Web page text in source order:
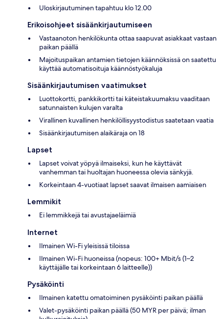
Uloskirjautuminen tapahtuu klo 12.00
Erikoisohjeet sisäänkirjautumiseen
Vastaanoton henkilökunta ottaa saapuvat asiakkaat vastaan
paikan päällä
Majoituspaikan antamien tietojen käännöksissä on saatettu
käyttää automatisoituja käännöstyökaluja
Sisäänkirjautumisen vaatimukset
Luottokortti, pankkikortti tai käteistakuumaksu vaaditaan
satunnaisten kulujen varalta
Virallinen kuvallinen henkilöllisyystodistus saatetaan vaatia
Sisäänkirjautumisen alaikäraja on 18
Lapset
Lapset voivat yöpyä ilmaiseksi, kun he käyttävät
vanhemman tai huoltajan huoneessa olevia sänkyjä.
Korkeintaan 4-vuotiaat lapset saavat ilmaisen aamiaisen
Lemmikit
Ei lemmikkejä tai avustajaeläimiä
Internet
Ilmainen Wi-Fi yleisissä tiloissa
Ilmainen Wi-Fi huoneissa (nopeus: 100+ Mbit/s (1–2
käyttäjälle tai korkeintaan 6 laitteelle))
Pysäköinti
Ilmainen katettu omatoiminen pysäköinti paikan päällä
Valet-pysäköinti paikan päällä (50 MYR per päivä; ilman